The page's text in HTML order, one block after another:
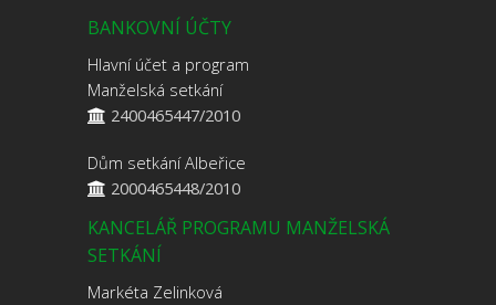
BANKOVNÍ ÚČTY
Hlavní účet a program
Manželská setkání
2400465447/2010
Dům setkání Albeřice
2000465448/2010
KANCELÁŘ PROGRAMU MANŽELSKÁ
SETKÁNÍ
Markéta Zelinková